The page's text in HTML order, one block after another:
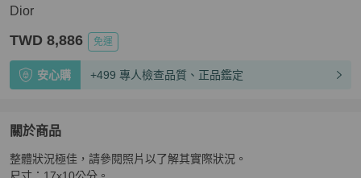
Dior
TWD 8,886 免運
安心購 +499 專人檢查品質、正品鑑定
關於商品
關於Dior商品詳情與購買須知
整體狀況極佳，請參閱照片以了解其實際狀況。